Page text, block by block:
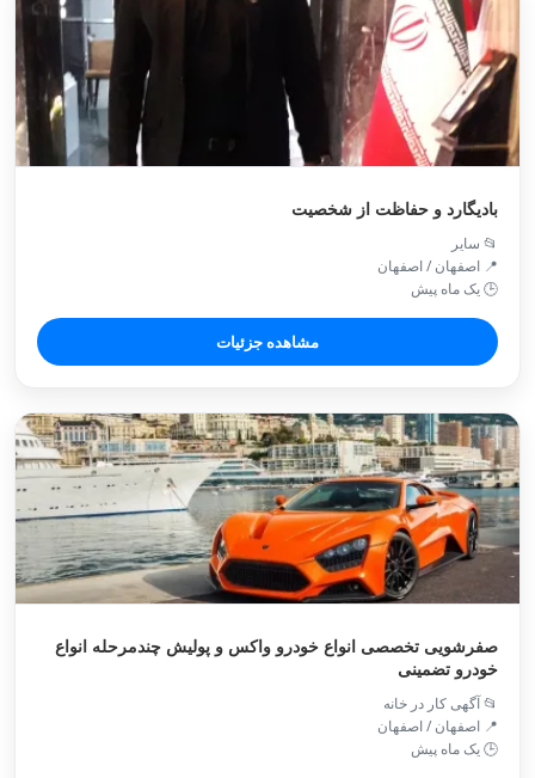
بادیگارد و حفاظت از شخصیت
📂 سایر
📍 اصفهان / اصفهان
🕒 یک ماه پیش
مشاهده جزئیات
صفرشویی تخصصی انواع خودرو واکس و پولیش چندمرحله انواع
خودرو تضمینی
📂 آگهی کار در خانه
📍 اصفهان / اصفهان
🕒 یک ماه پیش